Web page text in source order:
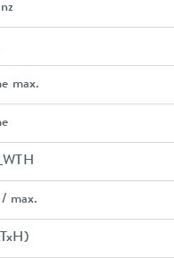
max.
max.